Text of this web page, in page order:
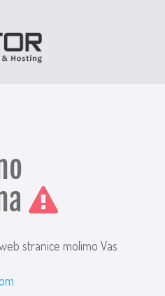
stranice molimo Vas